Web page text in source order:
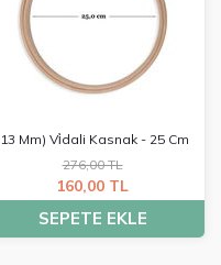
Mm) Vi̇dali Kasnak - 25 Cm
276,00 TL
160,00 TL
SEPETE EKLE